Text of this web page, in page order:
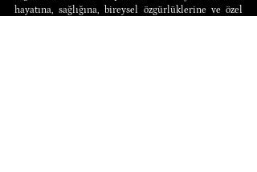
hayatına, sağlığına, bireysel özgürlüklerine ve özel